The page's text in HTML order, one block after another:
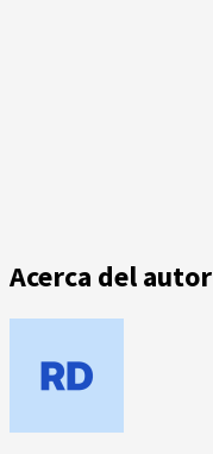
Acerca del autor